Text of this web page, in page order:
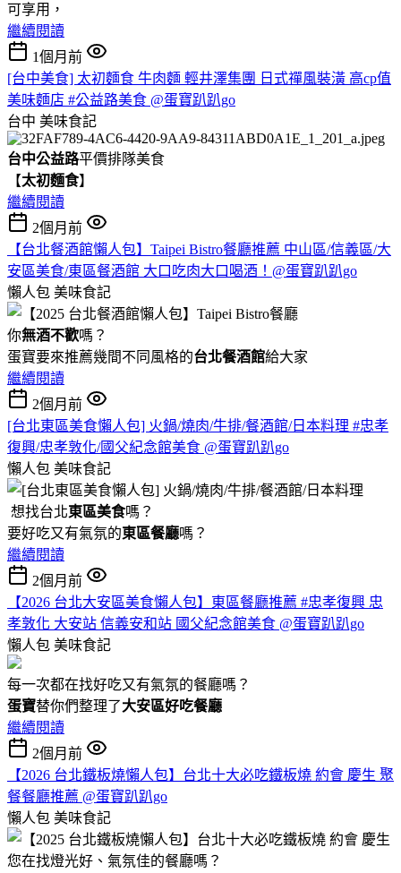
可享用，
繼續閱讀
1個月前
[台中美食] 太初麵食 牛肉麵 輕井澤集團 日式禪風裝潢 高cp值
美味麵店 #公益路美食 @蛋寶趴趴go
台中 美味食記
台中公益路平價排隊美食
【太初麵食】
繼續閱讀
2個月前
【台北餐酒館懶人包】Taipei Bistro餐廳推薦 中山區/信義區/大
安區美食/東區餐酒館 大口吃肉大口喝酒！@蛋寶趴趴go
懶人包 美味食記
你無酒不歡嗎？
蛋寶要來推薦幾間不同風格的台北餐酒館給大家
繼續閱讀
2個月前
[台北東區美食懶人包] 火鍋/燒肉/牛排/餐酒館/日本料理 #忠孝
復興/忠孝敦化/國父紀念館美食 @蛋寶趴趴go
懶人包 美味食記
想找台北東區美食嗎？
要好吃又有氣氛的東區餐廳嗎？
繼續閱讀
2個月前
【2026 台北大安區美食懶人包】東區餐廳推薦 #忠孝復興 忠
孝敦化 大安站 信義安和站 國父紀念館美食 @蛋寶趴趴go
懶人包 美味食記
每一次都在找好吃又有氣氛的餐廳嗎？
蛋寶替你們整理了大安區好吃餐廳
繼續閱讀
2個月前
【2026 台北鐵板燒懶人包】台北十大必吃鐵板燒 約會 慶生 聚
餐餐廳推薦 @蛋寶趴趴go
懶人包 美味食記
您在找燈光好、氣氛佳的餐廳嗎？